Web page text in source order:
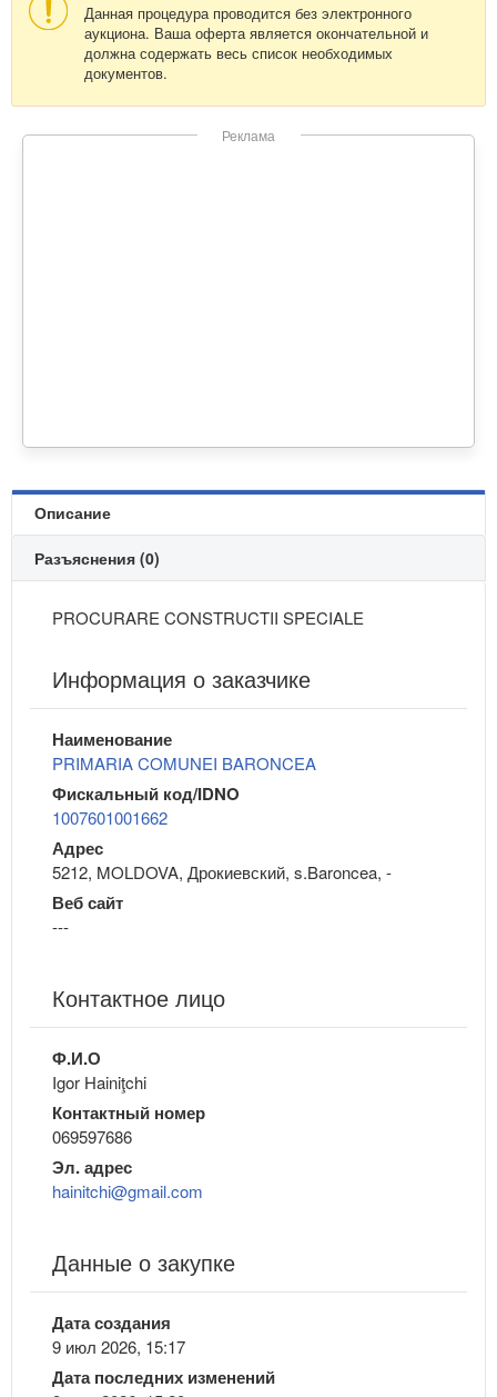
Данная процедура проводится без электронного
аукциона. Ваша оферта является окончательной и
должна содержать весь список необходимых
документов.
Реклама
Описание
Разъяснения (0)
PROCURARE CONSTRUCTII SPECIALE
Информация о заказчике
Наименование
PRIMARIA COMUNEI BARONCEA
Фискальный код/IDNO
1007601001662
Адрес
5212, MOLDOVA, Дрокиевский, s.Baroncea, -
Веб сайт
---
Контактное лицо
Ф.И.О
Igor Hainiţchi
Контактный номер
069597686
Эл. адрес
hainitchi@gmail.com
Данные о закупке
Дата создания
9 июл 2026, 15:17
Дата последних изменений